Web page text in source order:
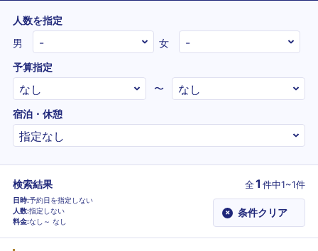
人数を指定
男
女
予算指定
〜
宿泊・休憩
検索結果 全1 件中1~1件
日時 予約日を指定しない
人数 指定しない
料金 なし～ なし
× 条件クリア